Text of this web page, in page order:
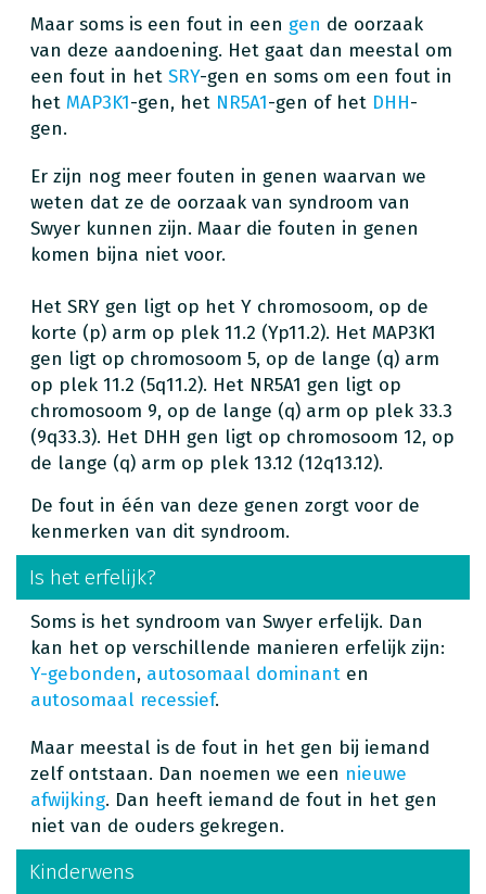
Maar soms is een fout in een gen de oorzaak
van deze aandoening. Het gaat dan meestal om
een fout in het SRY-gen en soms om een fout in
het MAP3K1-gen, het NR5A1-gen of het DHH-
gen.
Er zijn nog meer fouten in genen waarvan we
weten dat ze de oorzaak van syndroom van
Swyer kunnen zijn. Maar die fouten in genen
komen bijna niet voor.
Het SRY gen ligt op het Y chromosoom, op de
korte (p) arm op plek 11.2 (Yp11.2). Het MAP3K1
gen ligt op chromosoom 5, op de lange (q) arm
op plek 11.2 (5q11.2). Het NR5A1 gen ligt op
chromosoom 9, op de lange (q) arm op plek 33.3
(9q33.3). Het DHH gen ligt op chromosoom 12, op
de lange (q) arm op plek 13.12 (12q13.12).
De fout in één van deze genen zorgt voor de
kenmerken van dit syndroom.
Is het erfelijk?
Soms is het syndroom van Swyer erfelijk. Dan
kan het op verschillende manieren erfelijk zijn:
Y-gebonden, autosomaal dominant en
autosomaal recessief.
Maar meestal is de fout in het gen bij iemand
zelf ontstaan. Dan noemen we een nieuwe
afwijking. Dan heeft iemand de fout in het gen
niet van de ouders gekregen.
Kinderwens